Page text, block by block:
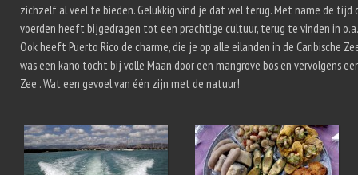
zichzelf al veel te bieden. Gelukkig vind je dat wel terug. Met name de tijd
voerden heeft bijgedragen tot een prachtige cultuur, terug te vinden in
Ook heeft Puerto Rico de charme, die je op alle eilanden in de Caribische
was een kano tocht bij volle Maan door een mangrove bos en vervolgens
Zee . Wat een gevoel van één zijn met de natuur!